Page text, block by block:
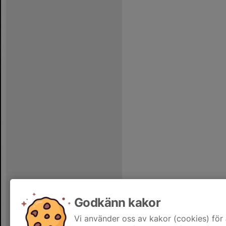
Godkänn kakor
Vi använder oss av kakor (cookies)